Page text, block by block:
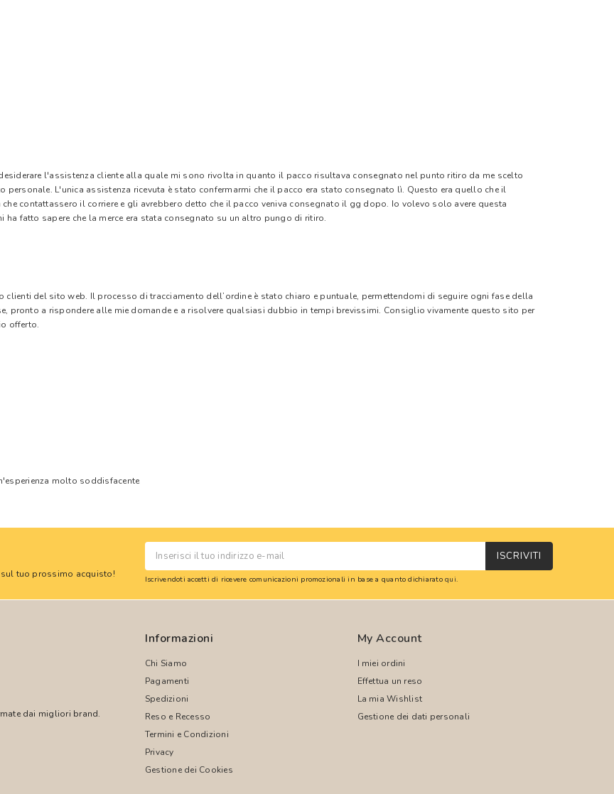
l'assistenza cliente alla quale mi sono rivolta in quanto il pacco risultava consegnato nel punto ritiro da me scelto
L'unica assistenza ricevuta è stato confermarmi che il pacco era stato consegnato lì. Questo era quello che il
contattassero il corriere e gli avrebbero detto che il pacco veniva consegnato il gg dopo. Io volevo solo avere questa
ha fatto sapere che la merce era stata consegnato su un altro pungo di ritiro.
del sito web. Il processo di tracciamento dell’ordine è stato chiaro e puntuale, permettendomi di seguire ogni fase della
pronto a rispondere alle mie domande e a risolvere qualsiasi dubbio in tempi brevissimi. Consiglio vivamente questo sito per
offerto.
molto soddisfacente
sul tuo prossimo acquisto!
ISCRIVITI
Iscrivendoti accetti di ricevere comunicazioni promozionali in base a quanto dichiaratoqui.
dai migliori brand.
Informazioni
Chi Siamo
Pagamenti
Spedizioni
Reso e Recesso
Termini e Condizioni
Privacy
Gestione dei Cookies
My Account
I miei ordini
Effettua un reso
La mia Wishlist
Gestione dei dati personali